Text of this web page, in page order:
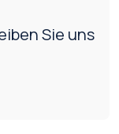
Sie uns